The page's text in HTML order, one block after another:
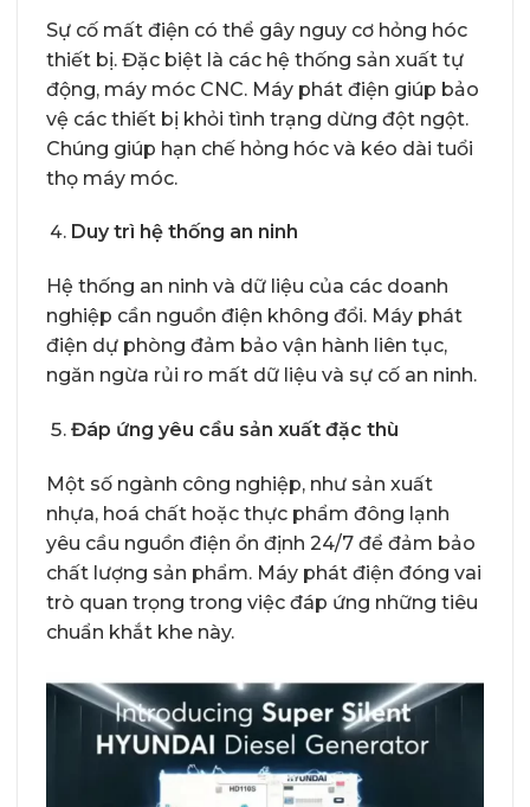
Sự cố mất điện có thể gây nguy cơ hỏng hóc
thiết bị. Đặc biệt là các hệ thống sản xuất tự
động, máy móc CNC. Máy phát điện giúp bảo
vệ các thiết bị khỏi tình trạng dừng đột ngột.
Chúng giúp hạn chế hỏng hóc và kéo dài tuổi
thọ máy móc.
Duy trì hệ thống an ninh
Hệ thống an ninh và dữ liệu của các doanh
nghiệp cần nguồn điện không đổi. Máy phát
điện dự phòng đảm bảo vận hành liên tục,
ngăn ngừa rủi ro mất dữ liệu và sự cố an ninh.
Đáp ứng yêu cầu sản xuất đặc thù
Một số ngành công nghiệp, như sản xuất
nhựa, hoá chất hoặc thực phẩm đông lạnh
yêu cầu nguồn điện ổn định 24/7 để đảm bảo
chất lượng sản phẩm. Máy phát điện đóng vai
trò quan trọng trong việc đáp ứng những tiêu
chuẩn khắt khe này.